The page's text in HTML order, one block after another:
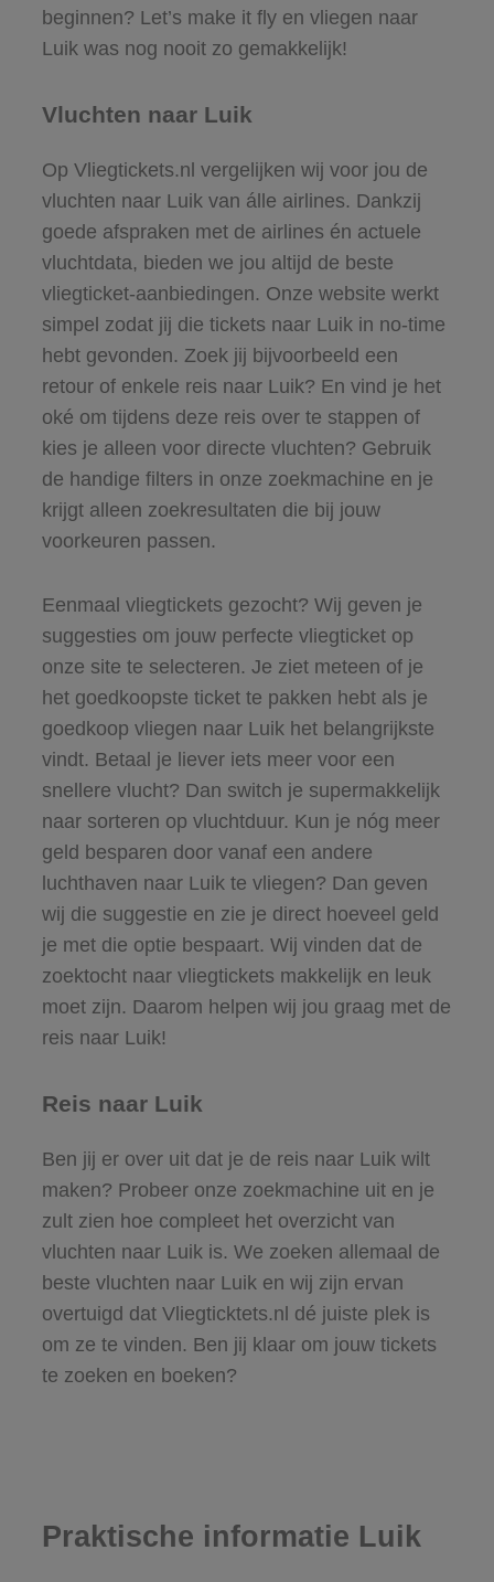
beginnen? Let’s make it fly en vliegen naar
Luik was nog nooit zo gemakkelijk!
Vluchten naar Luik
Op Vliegtickets.nl vergelijken wij voor jou de
vluchten naar Luik van álle airlines. Dankzij
goede afspraken met de airlines én actuele
vluchtdata, bieden we jou altijd de beste
vliegticket-aanbiedingen. Onze website werkt
simpel zodat jij die tickets naar Luik in no-time
hebt gevonden. Zoek jij bijvoorbeeld een
retour of enkele reis naar Luik? En vind je het
oké om tijdens deze reis over te stappen of
kies je alleen voor directe vluchten? Gebruik
de handige filters in onze zoekmachine en je
krijgt alleen zoekresultaten die bij jouw
voorkeuren passen.
Eenmaal vliegtickets gezocht? Wij geven je
suggesties om jouw perfecte vliegticket op
onze site te selecteren. Je ziet meteen of je
het goedkoopste ticket te pakken hebt als je
goedkoop vliegen naar Luik het belangrijkste
vindt. Betaal je liever iets meer voor een
snellere vlucht? Dan switch je supermakkelijk
naar sorteren op vluchtduur. Kun je nóg meer
geld besparen door vanaf een andere
luchthaven naar Luik te vliegen? Dan geven
wij die suggestie en zie je direct hoeveel geld
je met die optie bespaart. Wij vinden dat de
zoektocht naar vliegtickets makkelijk en leuk
moet zijn. Daarom helpen wij jou graag met de
reis naar Luik!
Reis naar Luik
Ben jij er over uit dat je de reis naar Luik wilt
maken? Probeer onze zoekmachine uit en je
zult zien hoe compleet het overzicht van
vluchten naar Luik is. We zoeken allemaal de
beste vluchten naar Luik en wij zijn ervan
overtuigd dat Vliegticktets.nl dé juiste plek is
om ze te vinden. Ben jij klaar om jouw tickets
te zoeken en boeken?
Praktische informatie Luik